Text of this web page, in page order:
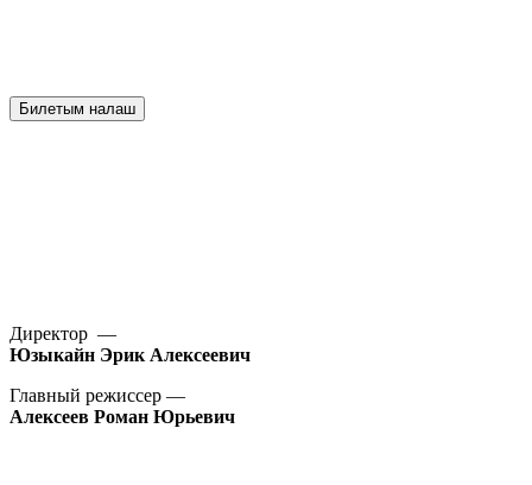
Билетым налаш
Директор —
Юзыкайн Эрик Алексеевич
Главный режиссер —
Алексеев Роман Юрьевич